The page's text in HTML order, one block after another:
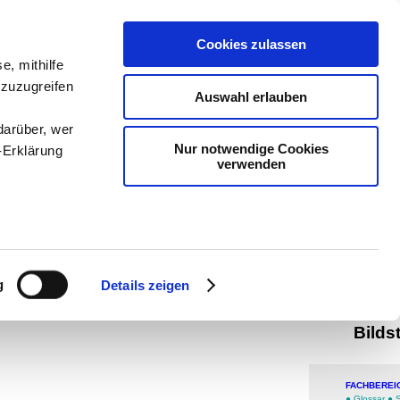
mithilfe
wer
Details zeigen
Cookies zulassen
Auswahl erlauben
Nur notwendige Cookies
verwenden
-